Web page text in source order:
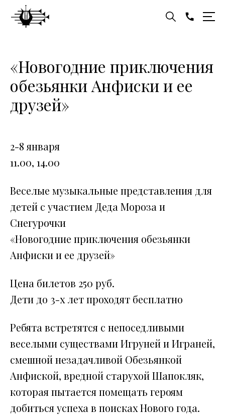
«Новогодние приключения
обезьянки Анфиски и ее
друзей»
2-8 января
11.00, 14.00
Веселые музыкальные представления для
детей с участием Деда Мороза и
Снегурочки
«Новогодние приключения обезьянки
Анфиски и ее друзей»
Цена билетов 250 руб.
Дети до 3-х лет проходят бесплатно
Ребята встретятся с непоседливыми
веселыми существами Игруней и Играней,
смешной незадачливой Обезьянкой
Анфиской, вредной старухой Шапокляк,
которая пытается помещать героям
добиться успеха в поисках Нового года.